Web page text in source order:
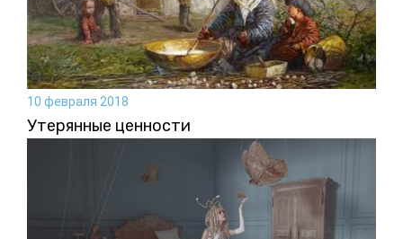
10 февраля 2018
Утерянные ценности